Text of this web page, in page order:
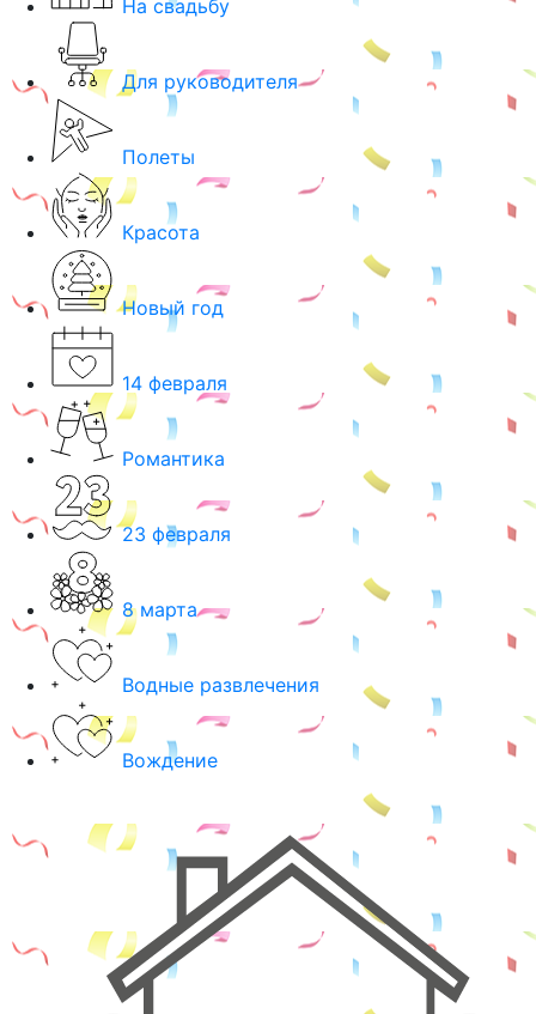
На свадьбу
Для руководителя
Полеты
Красота
Новый год
14 февраля
Романтика
23 февраля
8 марта
Водные развлечения
Вождение